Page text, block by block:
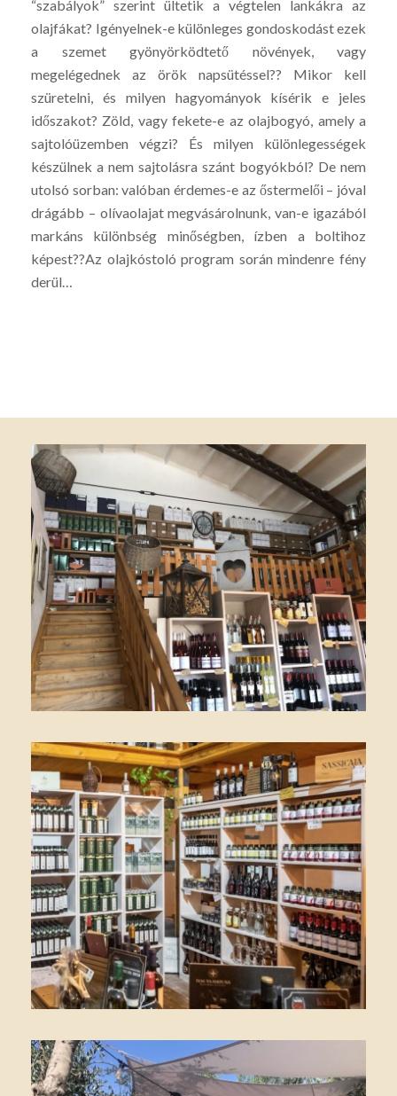
“szabályok” szerint ültetik a végtelen lankákra az
olajfákat? Igényelnek-e különleges gondoskodást ezek
a szemet gyönyörködtető növények, vagy
megelégednek az örök napsütéssel?? Mikor kell
szüretelni, és milyen hagyományok kísérik e jeles
időszakot? Zöld, vagy fekete-e az olajbogyó, amely a
sajtolóüzemben végzi? És milyen különlegességek
készülnek a nem sajtolásra szánt bogyókból? De nem
utolsó sorban: valóban érdemes-e az őstermelői – jóval
drágább – olívaolajat megvásárolnunk, van-e igazából
markáns különbség minőségben, ízben a boltihoz
képest??Az olajkóstoló program során mindenre fény
derül…